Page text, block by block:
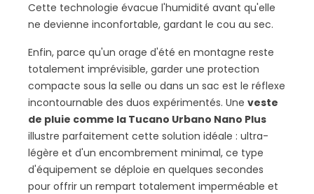
Cette technologie évacue l'humidité avant qu'elle
ne devienne inconfortable, gardant le cou au sec.
Enfin, parce qu'un orage d'été en montagne reste
totalement imprévisible, garder une protection
compacte sous la selle ou dans un sac est le réflexe
incontournable des duos expérimentés. Une veste
de pluie comme la Tucano Urbano Nano Plus
illustre parfaitement cette solution idéale : ultra-
légère et d'un encombrement minimal, ce type
d'équipement se déploie en quelques secondes
pour offrir un rempart totalement imperméable et